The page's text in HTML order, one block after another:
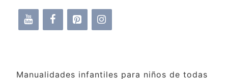
Manualidades infantiles para niños de todas